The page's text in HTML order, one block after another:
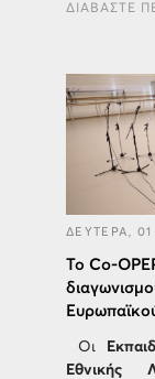
ΔΙΑΒΑΣΤΕ
ΔΕΥΤΕΡΑ, 01
Το Co-
Οι
Εθνικής